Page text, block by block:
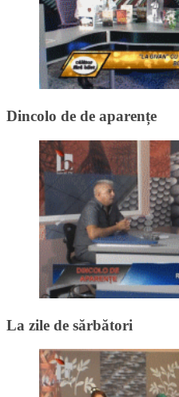
Dincolo de de aparențe
La zile de sărbători